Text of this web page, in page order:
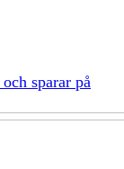
sparar på